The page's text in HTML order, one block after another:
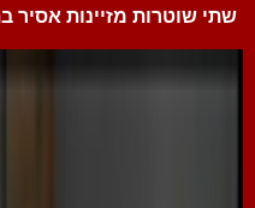
שתי שוטרות מזיינות